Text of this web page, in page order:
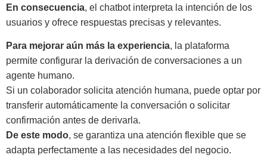
En consecuencia, el chatbot interpreta la intención de los
usuarios y ofrece respuestas precisas y relevantes.
Para mejorar aún más la experiencia, la plataforma
permite configurar la derivación de conversaciones a un
agente humano.
Si un colaborador solicita atención humana, puede optar por
transferir automáticamente la conversación o solicitar
confirmación antes de derivarla.
De este modo, se garantiza una atención flexible que se
adapta perfectamente a las necesidades del negocio.